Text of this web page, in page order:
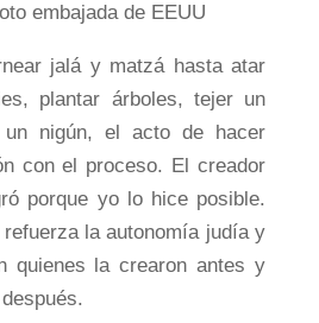
embajada de EEUU
jalá y matzá hasta atar
plantar árboles, tejer un
nigún, el acto de hacer
con el proceso. El creador
porque yo lo hice posible.
la autonomía judía y
quienes la crearon antes y